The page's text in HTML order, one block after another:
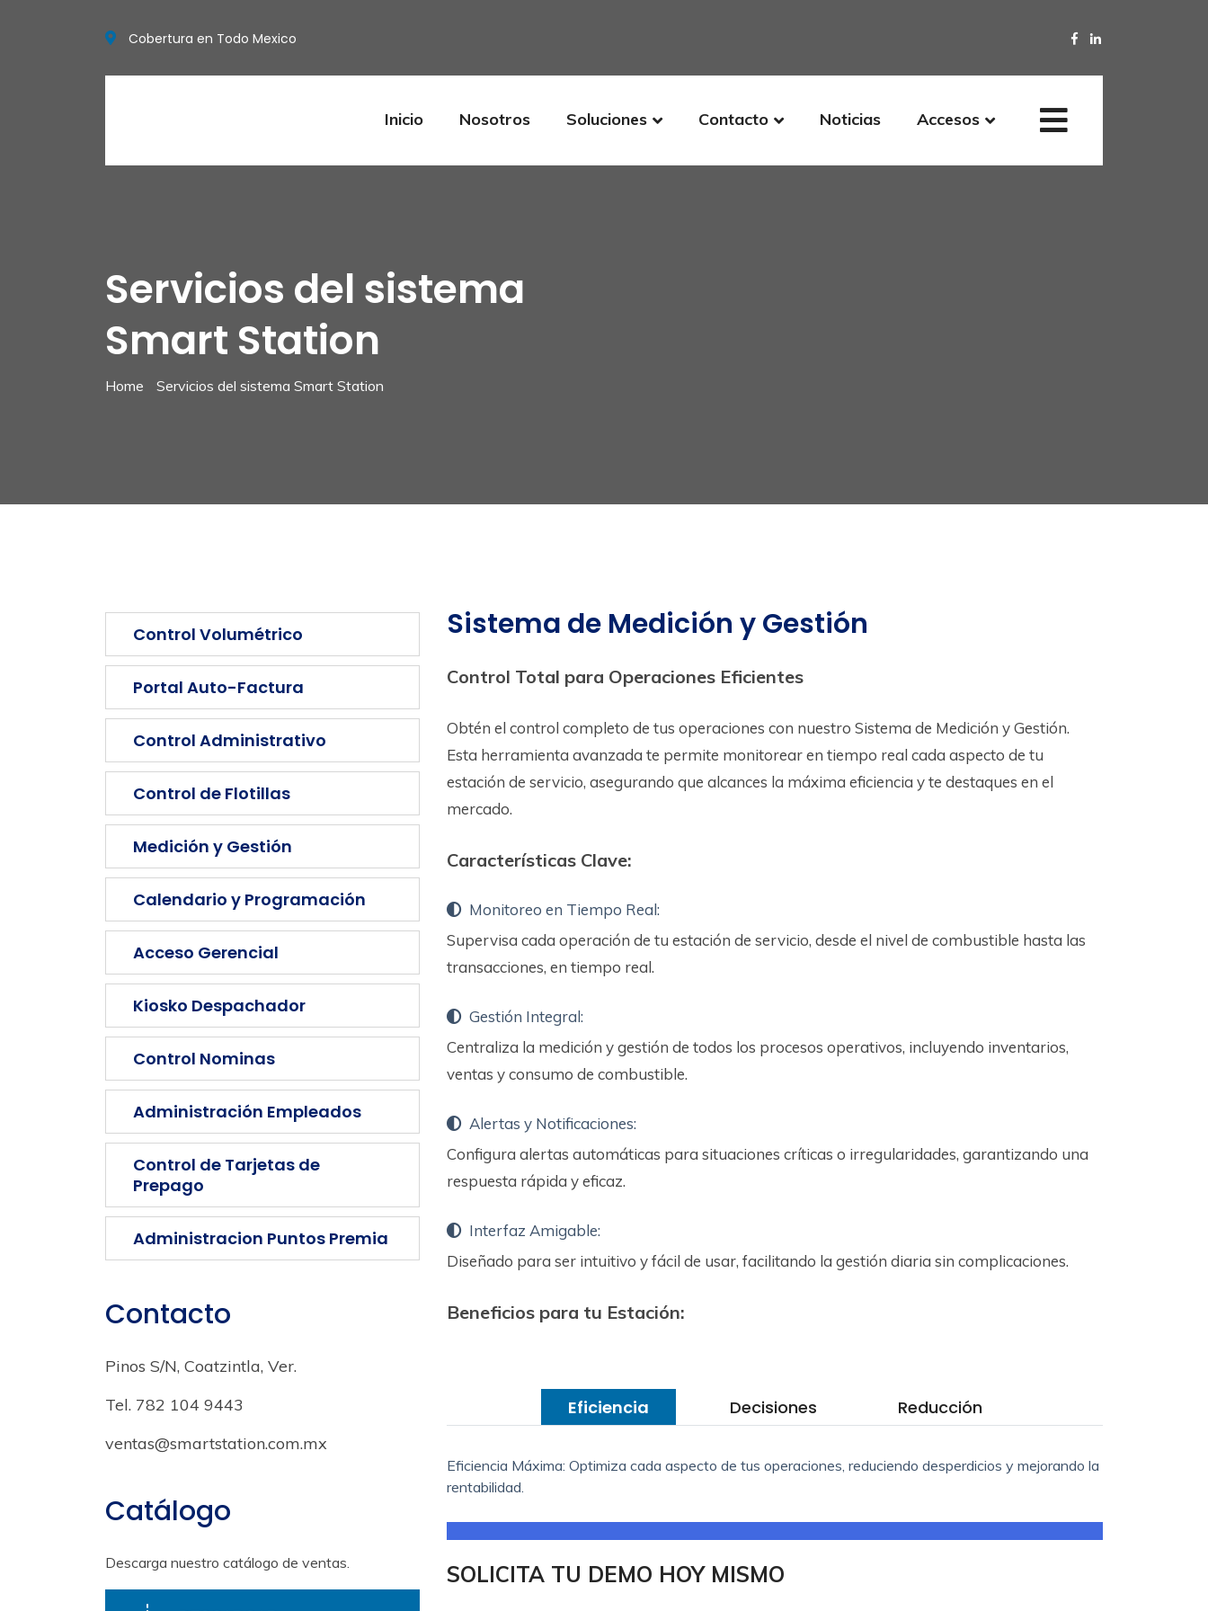
Cobertura en Todo Mexico
Inicio Nosotros Soluciones Contacto Noticias Accesos
Servicios del sistema
Smart Station
Home Servicios del sistema Smart Station
Control Volumétrico
Portal Auto-Factura
Control Administrativo
Control de Flotillas
Medición y Gestión
Calendario y Programación
Acceso Gerencial
Kiosko Despachador
Control Nominas
Administración Empleados
Control de Tarjetas de
Prepago
Administracion Puntos Premia
Contacto
Pinos S/N, Coatzintla, Ver.
Tel. 782 104 9443
ventas@smartstation.com.mx
Catálogo
Descarga nuestro catálogo de ventas.
Sistema de Medición y Gestión
Control Total para Operaciones Eficientes
Obtén el control completo de tus operaciones con nuestro Sistema de Medición y Gestión.
Esta herramienta avanzada te permite monitorear en tiempo real cada aspecto de tu
estación de servicio, asegurando que alcances la máxima eficiencia y te destaques en el
mercado.
Características Clave:
Monitoreo en Tiempo Real:
Supervisa cada operación de tu estación de servicio, desde el nivel de combustible hasta las
transacciones, en tiempo real.
Gestión Integral:
Centraliza la medición y gestión de todos los procesos operativos, incluyendo inventarios,
ventas y consumo de combustible.
Alertas y Notificaciones:
Configura alertas automáticas para situaciones críticas o irregularidades, garantizando una
respuesta rápida y eficaz.
Interfaz Amigable:
Diseñado para ser intuitivo y fácil de usar, facilitando la gestión diaria sin complicaciones.
Beneficios para tu Estación:
Eficiencia Decisiones Reducción
Eficiencia Máxima: Optimiza cada aspecto de tus operaciones, reduciendo desperdicios y mejorando la
rentabilidad.
SOLICITA TU DEMO HOY MISMO